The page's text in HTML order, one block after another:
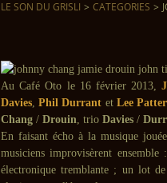
LE SON DU GRISLI > CATEGORIES >
Au Café Oto le 16 février 2013,
Davies, Phil Durrant et Lee
Chang / Drouin, trio Davies /
En faisant écho à la musique
musiciens improvisèrent
électronique tremblante ; un lot de